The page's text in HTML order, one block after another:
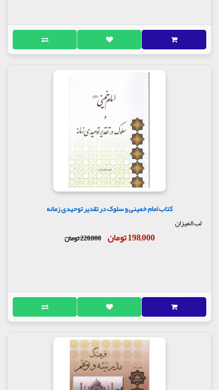
کتاب امام خمینی و سلوک در تقدیر توحیدی زمانه
لب المیزان
198,000 تومان 220,000 تومان